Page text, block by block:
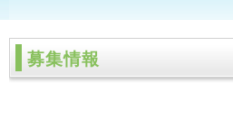
募集情報